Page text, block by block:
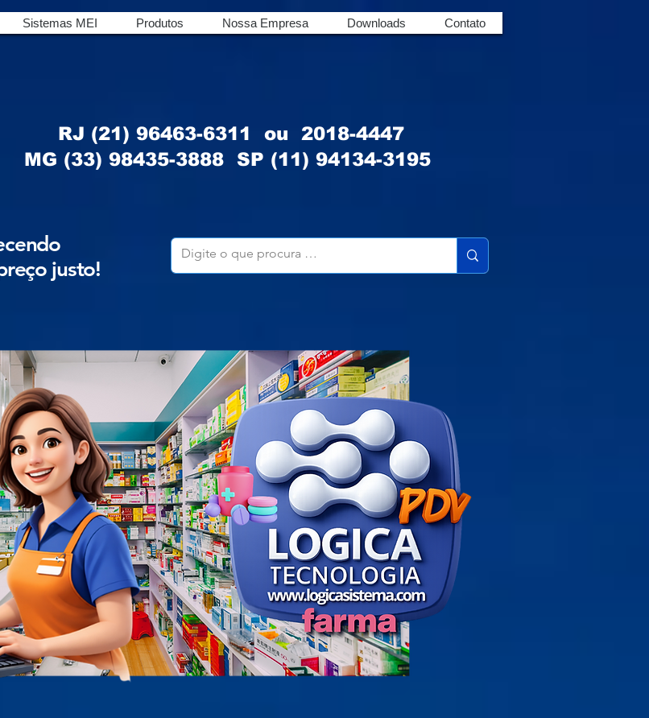
Sistemas MEI Produtos Nossa Empresa Downloads Contato
RJ (21) 96463-6311 ou 2018-4447
MG (33) 98435-3888
SP (11) 94134-3195
justo!